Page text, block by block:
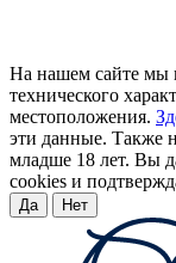
На нашем сайте мы
технического
местоположения.
эти данные. Также
младше 18 лет. Вы
cookies и
Да Нет